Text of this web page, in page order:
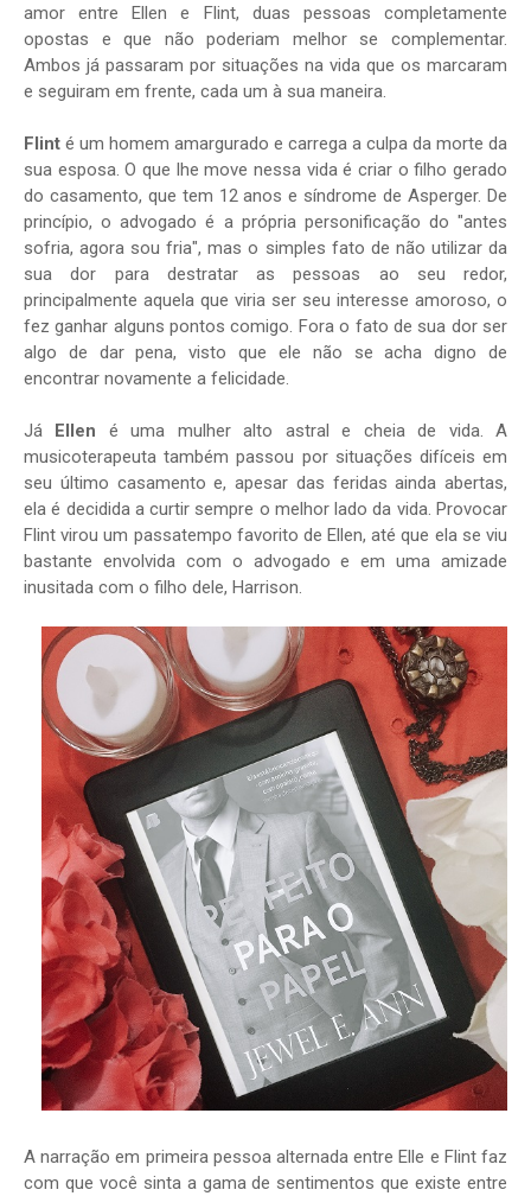
amor entre Ellen e Flint, duas pessoas completamente
opostas e que não poderiam melhor se complementar.
Ambos já passaram por situações na vida que os marcaram
e seguiram em frente, cada um à sua maneira.
Flint é um homem amargurado e carrega a culpa da morte da
sua esposa. O que lhe move nessa vida é criar o filho gerado
do casamento, que tem 12 anos e síndrome de Asperger. De
princípio, o advogado é a própria personificação do "antes
sofria, agora sou fria", mas o simples fato de não utilizar da
sua dor para destratar as pessoas ao seu redor,
principalmente aquela que viria ser seu interesse amoroso, o
fez ganhar alguns pontos comigo. Fora o fato de sua dor ser
algo de dar pena, visto que ele não se acha digno de
encontrar novamente a felicidade.
Já Ellen é uma mulher alto astral e cheia de vida. A
musicoterapeuta também passou por situações difíceis em
seu último casamento e, apesar das feridas ainda abertas,
ela é decidida a curtir sempre o melhor lado da vida. Provocar
Flint virou um passatempo favorito de Ellen, até que ela se viu
bastante envolvida com o advogado e em uma amizade
inusitada com o filho dele, Harrison.
A narração em primeira pessoa alternada entre Elle e Flint faz
com que você sinta a gama de sentimentos que existe entre